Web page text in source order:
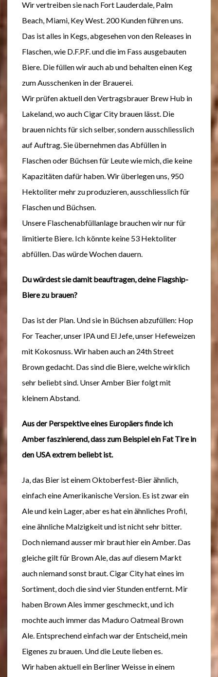
Wir vertreiben sie nach Fort Lauderdale, Palm
Beach, Miami, Key West. 200 Kunden führen uns.
Das ist alles in Kegs, abgesehen von den Releases in
Flaschen, wie D.F.P.F. und die im Fass ausgebauten
Biere. Die füllen wir auch ab und behalten einen Keg
zum Ausschenken in der Brauerei.
Wir prüfen aktuell den Vertragsbrauer Brew Hub in
Lakeland, wo auch Cigar City brauen lässt. Die
brauen nichts für sich selber, sondern ausschliesslich
auf Auftrag. Sie übernehmen das Abfüllen in
Flaschen oder Büchsen für Leute wie mich, die keine
Kapazitäten dafür haben. Wir überlegen uns, 950
Hektoliter mehr zu produzieren, ausschliesslich für
Flaschen und Büchsen.
Unsere Flaschenabfüllanlage brauchen wir nur für
limitierte Biere. Ich könnte keine 53 Hektoliter
abfüllen. Das würde Wochen dauern.
Du würdest sie damit beauftragen, deine Flagship-
Biere zu brauen?
Das ist der Plan. Und sie in Büchsen abzufüllen: Hop
For Teacher, unser IPA und El Jefe, unser Hefeweizen
mit Kokosnuss. Wir haben auch an 24th Street
Brown gedacht. Das sind die Biere, welche wirklich
sehr beliebt sind. Unser Amber Bier folgt mit
kleinem Abstand.
Aus der Perspektive eines Europäers finde ich
Amber faszinierend, dass zum Beispiel ein Fat Tire in
den USA extrem beliebt ist.
Ja, das Bier ist einem Oktoberfest-Bier ähnlich,
einfach eine Amerikanische Version. Es ist zwar ein
Ale und kein Lager, aber es hat ein ähnliches Profil,
eine ähnliche Malzigkeit und ist nicht sehr bitter.
Doch niemand ausser mir braut hier ein Amber. Das
gleiche gilt für Brown Ale, das auf diesem Markt
auch niemand sonst braut. Cigar City hat eines im
Sortiment, doch die sind vier Stunden entfernt. Mir
haben Brown Ales immer geschmeckt, und ich
mochte auch immer das Maduro Oatmeal Brown
Ale. Entsprechend einfach war der Entscheid, mein
Eigenes zu brauen. Und die Leute lieben es.
Wir haben aktuell ein Berliner Weisse in einem